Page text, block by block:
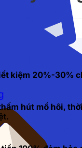
kiệm 20%-30%
hút mồ hôi,